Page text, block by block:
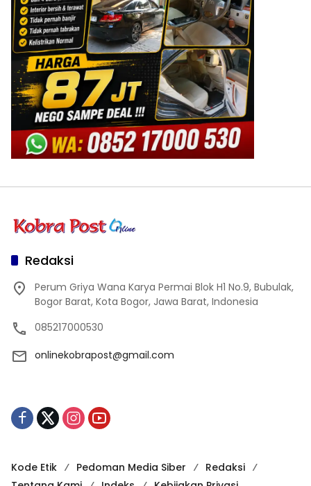
Redaksi
Perum Griya Wana Karya Permai Blok H1 No.9, Bubulak,
Bogor Barat, Kota Bogor, Jawa Barat, Indonesia
085217000530
onlinekobrapost@gmail.com
Kode Etik Pedoman Media Siber
Redaksi